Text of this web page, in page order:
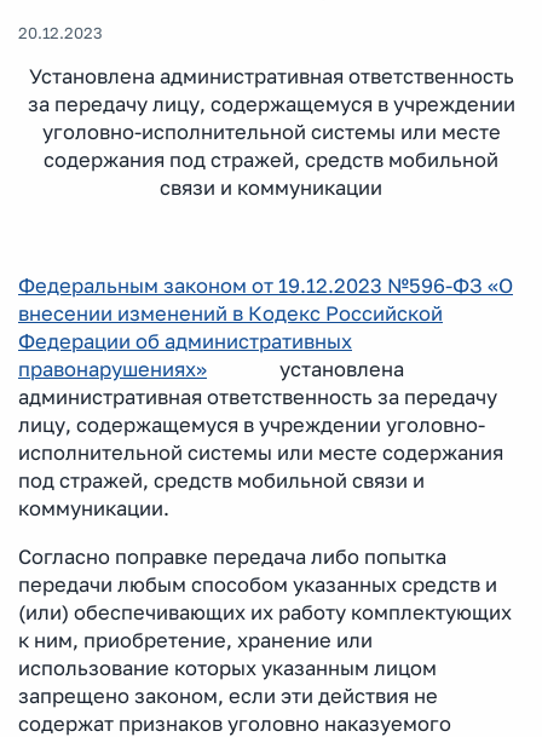
20.12.2023
Установлена административная ответственность
за передачу лицу, содержащемуся в учреждении
уголовно-исполнительной системы или месте
содержания под стражей, средств мобильной
связи и коммуникации
Федеральным законом от 19.12.2023 №596-ФЗ «О
внесении изменений в Кодекс Российской
Федерации об административных
правонарушениях» установлена
административная ответственность за передачу
лицу, содержащемуся в учреждении уголовно-
исполнительной системы или месте содержания
под стражей, средств мобильной связи и
коммуникации.
Согласно поправке передача либо попытка
передачи любым способом указанных средств и
(или) обеспечивающих их работу комплектующих
к ним, приобретение, хранение или
использование которых указанным лицом
запрещено законом, если эти действия не
содержат признаков уголовно наказуемого